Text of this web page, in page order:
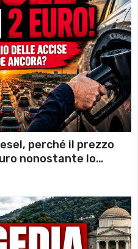
perché il prezzo
nonostante lo